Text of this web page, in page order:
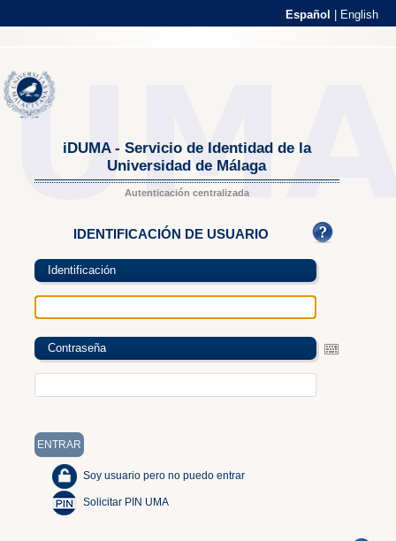
Español English
iDUMA - Servicio de Identidad de la
Universidad de Málaga
Autenticación centralizada
IDENTIFICACIÓN DE USUARIO
Identificación
Contraseña
Soy usuario pero no puedo entrar
Solicitar PIN UMA